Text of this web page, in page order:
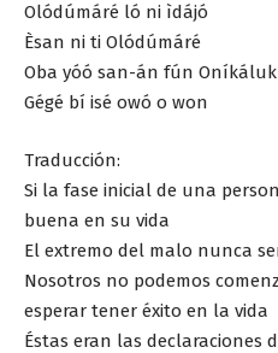
Olódúmáré ló ni ìdájó
Èsan ni ti Olódúmáré
Oba yóó san-án fún
Gégé bí isé owó o won
Traducción:
Si la fase inicial de una
buena en su vida
El extremo del malo nunca
Nosotros no podemos
esperar tener éxito en la vida
Éstas eran las declaraciones